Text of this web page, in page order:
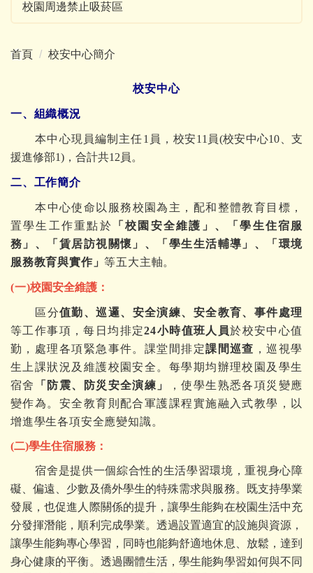
校園周邊禁止吸菸區
首頁 校安中心簡介
校安中心
一、組織概況
本中心現員編制主任1員，校安11員(校安中心10、支
援進修部1)，合計共12員。
二、工作簡介
本中心使命以服務校園為主，配和整體教育目標，
置學生工作重點於
「校園安全維護 」、「學生住宿服
務」、「賃居訪視關懷」、
「學生生活輔導」、
「環境
服務教育與實作」等五大主軸。
(一)校園安全維護：
區分值勤、巡邏、安全演練、安全教育、事件處理
等工作事項，每日均排定24小時值班人員於校安中心值
勤，處理各項緊急事件。課堂間排定課間巡查 ，巡視學
生上課狀況及維護校園安全。每學期均辦理校園及學生
宿舍
「防震、防災安全演練」
，使學生熟悉各項災變應
變作為。安全教育則配合軍護課程實施融入式教學，以
增進學生各項安全應變知識。
(二)學生住宿服務 ：
宿舍是提供一個綜合性的生活學習環境，重視身心障
礙、偏遠、少數及僑外學生的特殊需求與服務。既支持學業
發展，也促進人際關係的提升，讓學生能夠在校園生活中充
分發揮潛能，順利完成學業。透過設置適宜的設施與資源，
讓學生能夠專心學習，同時也能夠舒適地休息、放鬆，達到
身心健康的平衡。透過團體生活，學生能夠學習如何與不同